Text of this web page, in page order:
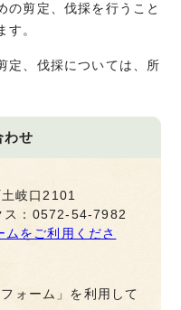
の剪定、伐採を行うこと
す。
定、伐採については、所
わせ
岐口2101
：0572-54-7982
をご利用くださ
ォーム」を利用して